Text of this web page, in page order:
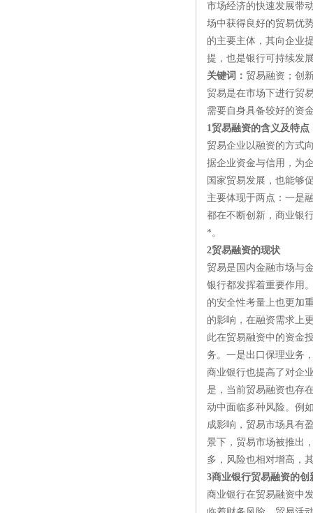
市场经济的快速发展带
场中获得良好的贸易优
的主要主体，其向企业
提，也是银行可持续发
关键词： 贸易融资；创
贸易是在市场下进行贸
需要自身具备较好的资
1贸易融资的含义及特点
贸易企业以融资的方式
据企业资金与信用，为
国家贸易发展，也能够
主要体现于两点：一是
都在不断创新，商业银
*。
2贸易融资的现状
贸易是国内金融市场与
银行都发挥着重要作用
的安全性考量上也更加
的影响，在融资需求上
此在贸易融资中的资金
务。一是出口保理业务
商业银行也提高了对企
是，当前贸易融资也存
动中面临多种风险。例
成影响，贸易市场具有
景下，贸易市场被推出
多，风险也相对增高，
3商业银行贸易融资的创
商业银行在贸易融资中